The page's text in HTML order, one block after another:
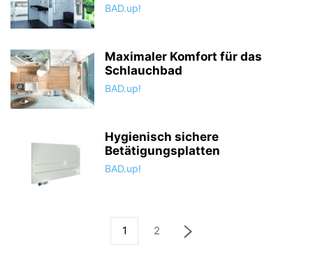
BAD.up!
Maximaler Komfort für das
Schlauchbad
BAD.up!
Hygienisch sichere
Betätigungsplatten
BAD.up!
1 2